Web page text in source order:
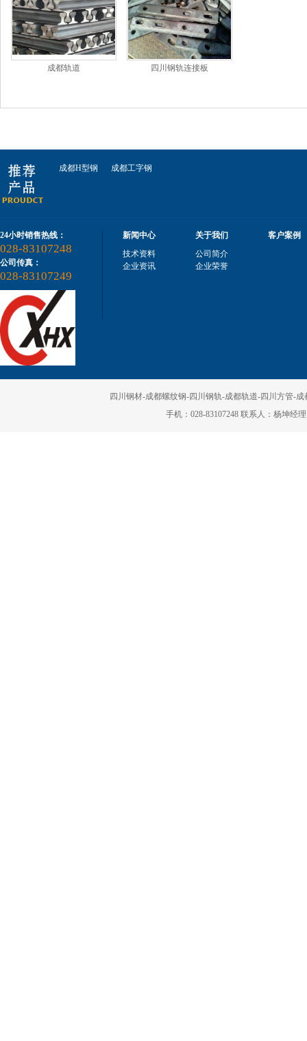
成都轨道 四川钢轨连接板
成都H型钢 成都工字钢
24小时销售热线：
028-83107248
公司传真：
028-83107249
新闻中心
技术资料
企业资讯
关于我们
公司简介
企业荣誉
客户案例
四川钢材-成都螺纹钢-四川钢轨-成都轨道-四川方管-
手机：028-83107248 联系人：杨坤经